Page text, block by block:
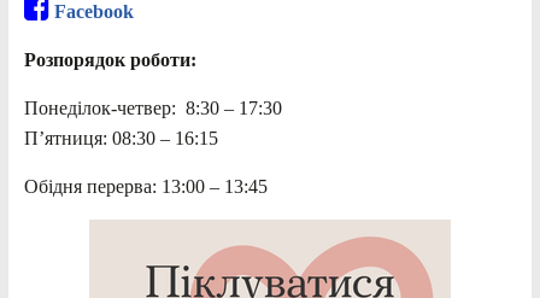
Facebook
Розпорядок роботи:
Понеділок-четвер: 8:30 – 17:30
П’ятниця: 08:30 – 16:15
Обідня перерва: 13:00 – 13:45